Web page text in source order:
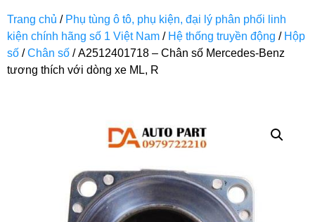
Trang chủ / Phụ tùng ô tô, phụ kiện, đại lý phân phối linh
kiện chính hãng số 1 Việt Nam / Hệ thống truyền động / Hộp
số /Chân số / A2512401718 – Chân số Mercedes-Benz
tương thích với dòng xe ML, R